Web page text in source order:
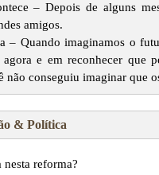
– Depois de alguns
amigos.
– Quando imaginamos o
e em reconhecer que
não conseguiu imaginar que
& Política
nesta reforma?